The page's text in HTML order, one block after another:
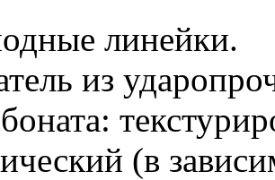
линейки.
из
(в